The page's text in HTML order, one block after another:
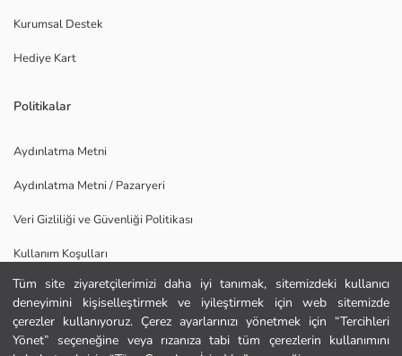
Tüm site ziyaretçilerimizi daha iyi tanımak, sitemizdeki kullanıcı
deneyimini kişiselleştirmek ve iyileştirmek için web sitemizde
çerezler kullanıyoruz. Çerez ayarlarınızı yönetmek için “Tercihleri
Yönet” seçeneğine veya rızanıza tabi tüm çerezlerin kullanımını
Ana Sayfa
Kurumsal Destek
Hediye Kart
Politikalar
Aydınlatma Metni
Aydınlatma Metni / Pazaryeri
Veri Gizliliği ve Güvenliği Politikası
Kullanım Koşulları
Uygulamamızı İndirin